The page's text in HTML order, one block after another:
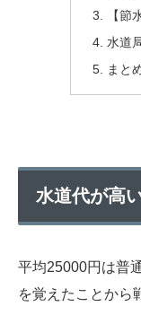
【節
水道
まと
水道代が高
平均25000円は普
を覚えたことから